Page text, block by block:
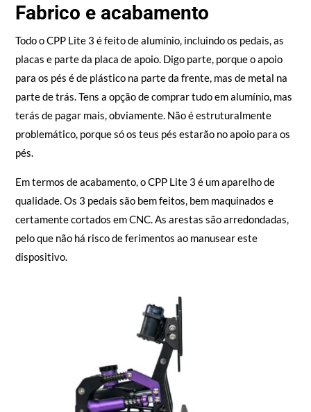
Fabrico e acabamento
Todo o CPP Lite 3 é feito de alumínio, incluindo os pedais, as
placas e parte da placa de apoio. Digo parte, porque o apoio
para os pés é de plástico na parte da frente, mas de metal na
parte de trás. Tens a opção de comprar tudo em alumínio, mas
terás de pagar mais, obviamente. Não é estruturalmente
problemático, porque só os teus pés estarão no apoio para os
pés.
Em termos de acabamento, o CPP Lite 3 é um aparelho de
qualidade. Os 3 pedais são bem feitos, bem maquinados e
certamente cortados em CNC. As arestas são arredondadas,
pelo que não há risco de ferimentos ao manusear este
dispositivo.